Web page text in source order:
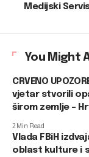
Medijski
You Might
CRVENO
vjetar stvorili
širom zemlje –
2 Min Read
Vlada FBiH
oblast kulture i